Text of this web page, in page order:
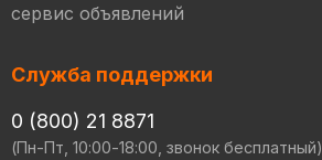
сервис объявлений
Служба поддержки
0 (800) 21 8871
(Пн-Пт, 10:00-18:00, звонок бесплатный)